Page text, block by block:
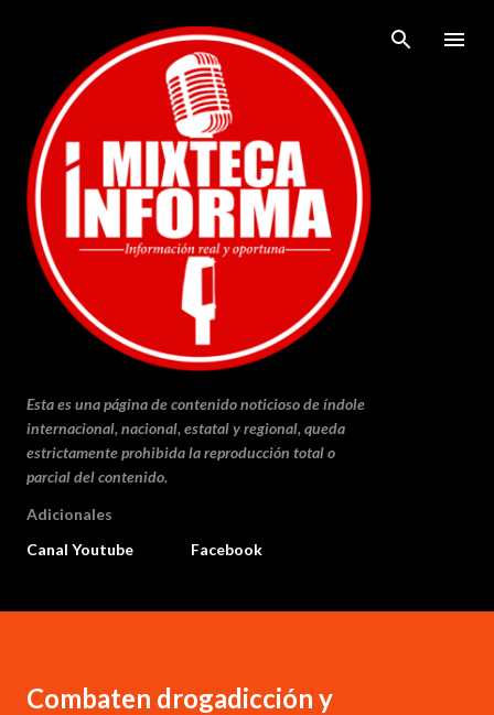
Ir al contenido principal
Esta es una página de contenido noticioso de índole
internacional, nacional, estatal y regional, queda
estrictamente prohibida la reproducción total o
parcial del contenido.
Adicionales
Canal Youtube
Facebook
Combaten drogadicción y